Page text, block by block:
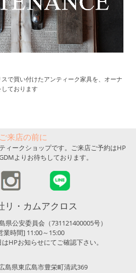
で買い付けたアンティーク家具を、オーナ
ております
ご来店の前に
ィークショップです。ご来店ご予約はHP
よりお待ちしております。
リ・カムアクロス
県公安委員会（731121400005号）
業時間] 11:00～15:00
HPお知らせにてご確認下さい。
島県東広島市豊栄町清武369